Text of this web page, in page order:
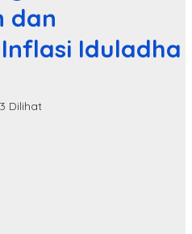
dan
Iduladha
Dilihat